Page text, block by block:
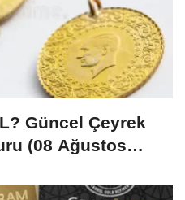
Güncel Çeyrek
(08 Ağustos